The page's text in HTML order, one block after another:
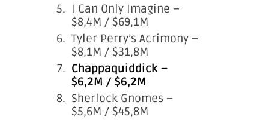
I Can Only Imagine –
$8,4M / $69,1M
Tyler Perry’s Acrimony –
$8,1M / $31,8M
Chappaquiddick –
$6,2M / $6,2M
Sherlock Gnomes –
$5,6M / $45,8M